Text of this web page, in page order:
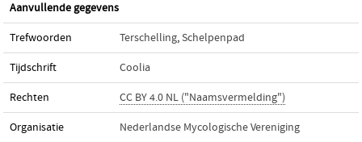
Aanvullende gegevens
Trefwoorden Terschelling,Schelpenpad
Tijdschrift Coolia
Rechten CC BY 4.0 NL ("Naamsvermelding")
Organisatie Nederlandse Mycologische Vereniging